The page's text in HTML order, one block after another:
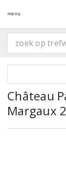
menu
Château
Margaux